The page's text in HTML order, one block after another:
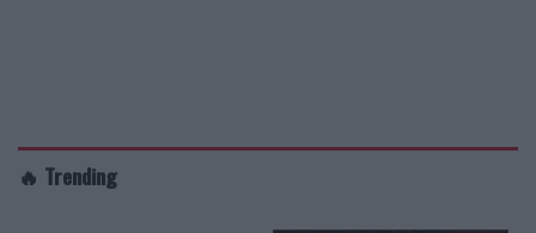
🔥 Trending